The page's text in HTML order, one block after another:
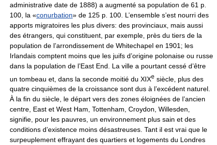
administrative date de 1888) a augmenté sa population de 61 p.
100, la «conurbation» de 125 p. 100. L’ensemble s’est nourri des
apports migratoires les plus divers: des provinciaux, mais aussi
des étrangers, qui constituent, par exemple, près du tiers de la
population de l’arrondissement de Whitechapel en 1901; les
Irlandais comptent moins que les juifs d’origine polonaise ou russe
dans la population de l’East End. La ville a pourtant cessé d’être
un tombeau et, dans la seconde moitié du XIXe siècle, plus des
quatre cinquièmes de la croissance sont dus à l’excédent naturel.
À la fin du siècle, le départ vers des zones éloignées de l’ancien
centre, East et West Ham, Tottenham, Croydon, Willesden,
signifie, pour les pauvres, un environnement plus sain et des
conditions d’existence moins désastreuses. Tant il est vrai que le
surpeuplement effrayant des quartiers et logements du Londres